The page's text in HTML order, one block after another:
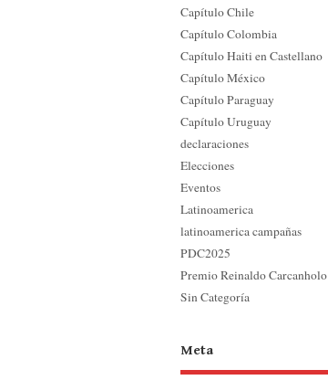
Capítulo Chile
Capítulo Colombia
Capítulo Haiti en Castellano
Capítulo México
Capítulo Paraguay
Capítulo Uruguay
declaraciones
Elecciones
Eventos
Latinoamerica
latinoamerica campañas
PDC2025
Premio Reinaldo Carcanholo
Sin Categoría
Meta